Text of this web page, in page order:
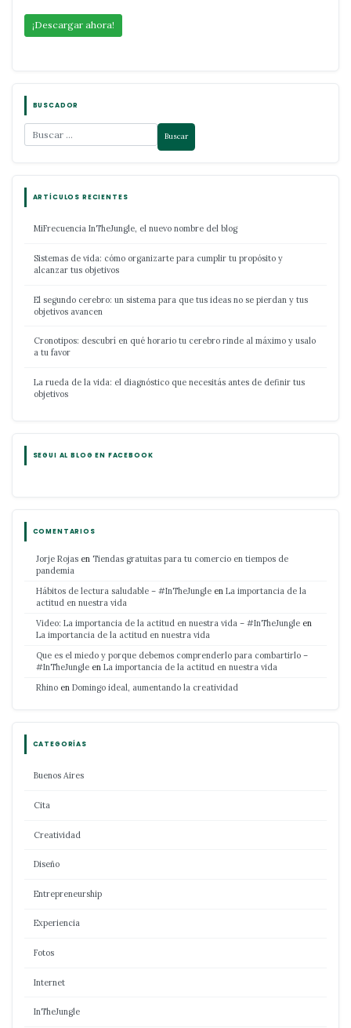
¡Descargar ahora!
BUSCADOR
ARTÍCULOS RECIENTES
MiFrecuencia InTheJungle, el nuevo nombre del blog
Sistemas de vida: cómo organizarte para cumplir tu propósito y
alcanzar tus objetivos
El segundo cerebro: un sistema para que tus ideas no se pierdan y tus
objetivos avancen
Cronotipos: descubrí en qué horario tu cerebro rinde al máximo y usalo
a tu favor
La rueda de la vida: el diagnóstico que necesitás antes de definir tus
objetivos
SEGUI AL BLOG EN FACEBOOK
COMENTARIOS
Jorje Rojas en Tiendas gratuitas para tu comercio en tiempos de
pandemia
Hábitos de lectura saludable – #InTheJungle en La importancia de la
actitud en nuestra vida
Video: La importancia de la actitud en nuestra vida – #InTheJungle en
La importancia de la actitud en nuestra vida
Que es el miedo y porque debemos comprenderlo para combartirlo –
#InTheJungle en La importancia de la actitud en nuestra vida
Rhino en Domingo ideal, aumentando la creatividad
CATEGORÍAS
Buenos Aires
Cita
Creatividad
Diseño
Entrepreneurship
Experiencia
Fotos
Internet
InTheJungle